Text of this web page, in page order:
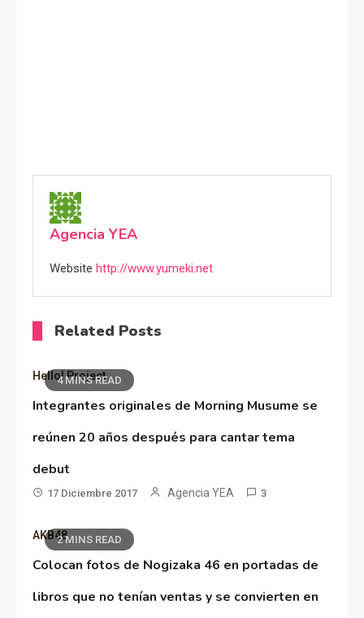
Agencia YEA
Website http://www.yumeki.net
Related Posts
4 MINS READ
Hello! Project
Integrantes originales de Morning Musume se
reúnen 20 años después para cantar tema
debut
17 Diciembre 2017 Agencia YEA 3
2 MINS READ
AKB48
Colocan fotos de Nogizaka 46 en portadas de
libros que no tenían ventas y se convierten en